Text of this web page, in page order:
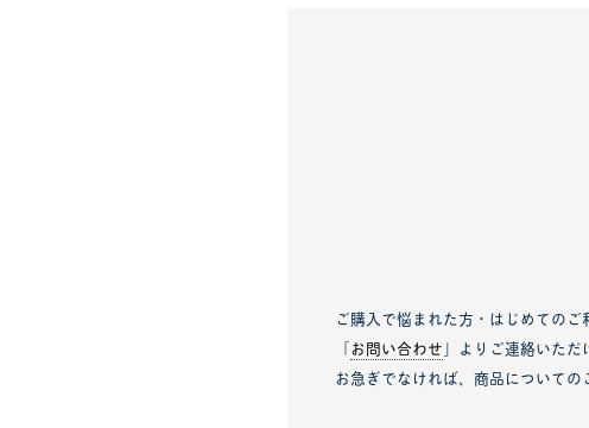
ご購入で悩まれた方・はじめてのご
「お問い合わせ 」よりご連絡いただ
お急ぎでなければ、商品について